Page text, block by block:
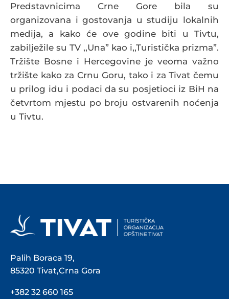
Predstavnicima Crne Gore bila su
organizovana i gostovanja u studiju lokalnih
medija, a kako će ove godine biti u Tivtu,
zabilježile su TV ,,Una” kao i,,Turistička prizma”.
Tržište Bosne i Hercegovine je veoma važno
tržište kako za Crnu Goru, tako i za Tivat čemu
u prilog idu i podaci da su posjetioci iz BiH na
četvrtom mjestu po broju ostvarenih noćenja
u Tivtu.
Palih Boraca 19,
85320 Tivat,Crna Gora
+382 32 660 165